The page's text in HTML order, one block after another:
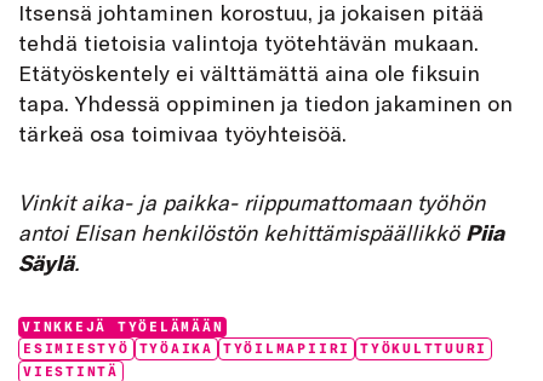
Itsensä johtaminen korostuu, ja jokaisen pitää
tehdä tietoisia valintoja työtehtävän mukaan.
Etätyöskentely ei välttämättä aina ole fiksuin
tapa. Yhdessä oppiminen ja tiedon jakaminen on
tärkeä osa toimivaa työyhteisöä.
Vinkit aika- ja paikka- riippumattomaan työhön
antoi Elisan henkilöstön kehittämispäällikkö Piia
Säylä.
Categories:
VINKKEJÄ TYÖELÄMÄÄN
Tags:
ESIMIESTYÖ TYÖAIKA TYÖILMAPIIRI
TYÖKULTTUURI
VIESTINTÄ